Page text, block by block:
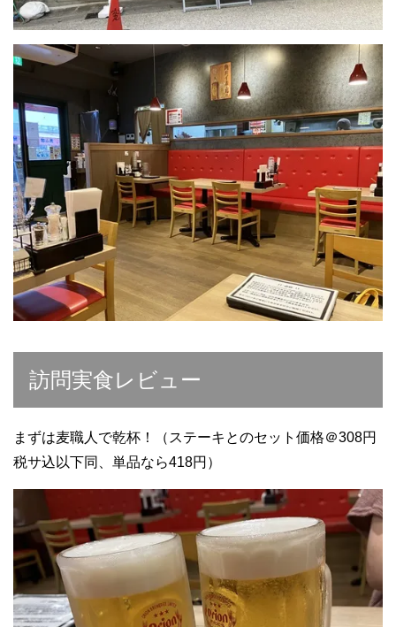
訪問実食レビュー
まずは麦職人で乾杯！（ステーキとのセット価格＠308円
税サ込以下同、単品なら418円）